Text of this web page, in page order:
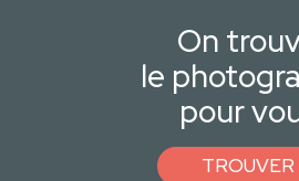
On
le
pour
TROUVER